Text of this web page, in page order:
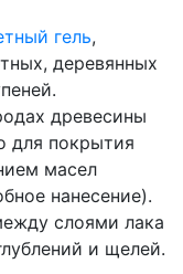
гель,
деревянных
древесины
для покрытия
масел
нанесение).
слоями лака
и щелей.